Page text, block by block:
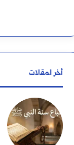
أخر المقالات